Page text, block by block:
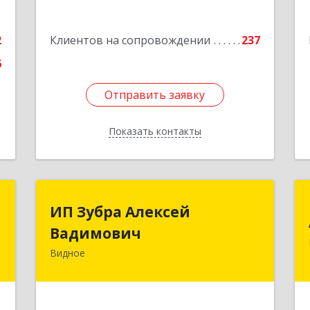
Клиентов на сопровождении 237
Отправить заявку
Показать контакты
Отправить заявку
Назад
ИП Зубра Алексей
Вадимович
Видное
ИП Зубра Алексей
Вадимович
142700, Московская обл, Ленинский р-